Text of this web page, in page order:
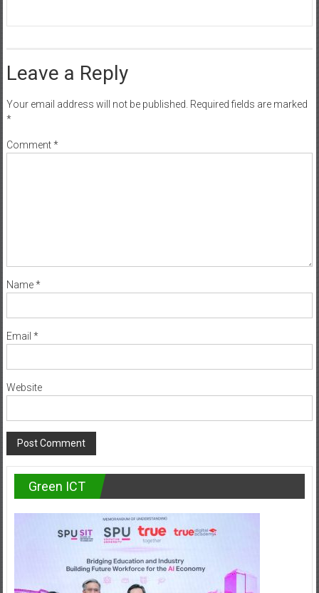
Leave a Reply
Your email address will not be published. Required fields are marked
*
Comment*
Name*
Email *
Website
Green ICT